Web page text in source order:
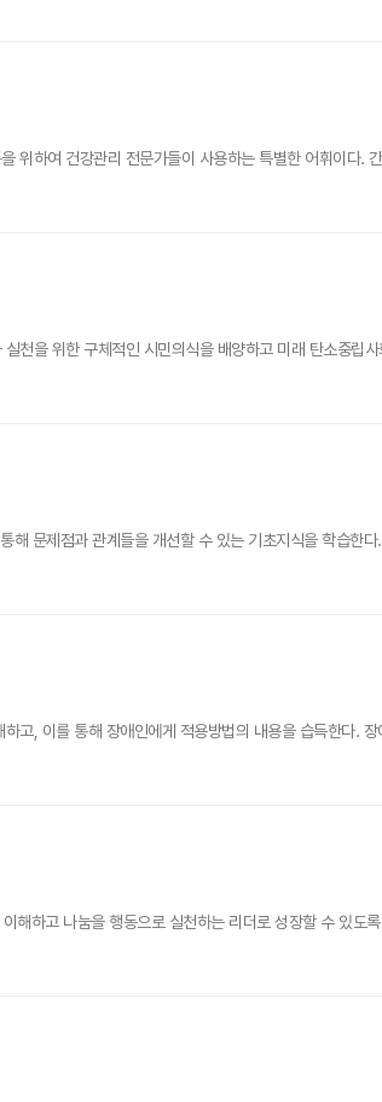
위하여 건강관리 전문가들이 사용하는 특별한 어휘이다
천을 위한 구체적인 시민의식을 배양하고 미래 탄소중립
해 문제점과 관계들을 개선할 수 있는 기초지식을 학습한다.
고, 이를 통해 장애인에게 적용방법의 내용을 습득한다.
해하고 나눔을 행동으로 실천하는 리더로 성장할 수 있도